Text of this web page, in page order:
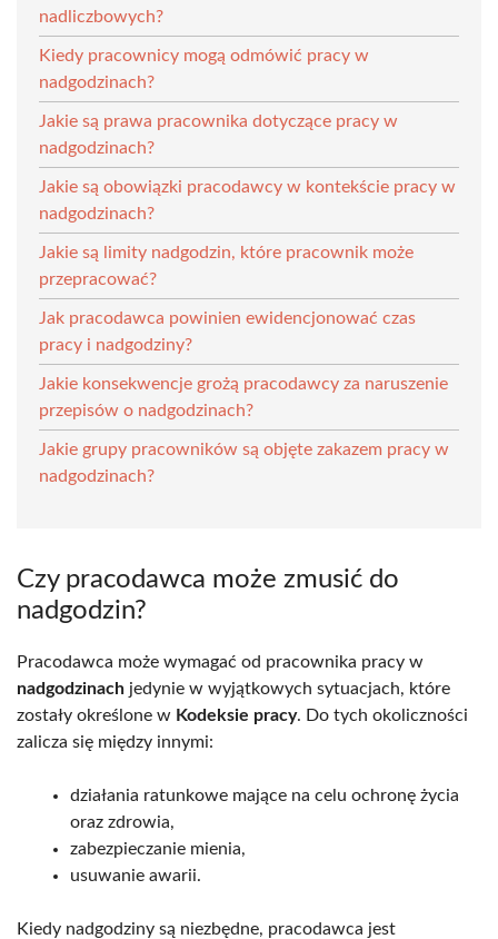
nadliczbowych?
Kiedy pracownicy mogą odmówić pracy w
nadgodzinach?
Jakie są prawa pracownika dotyczące pracy w
nadgodzinach?
Jakie są obowiązki pracodawcy w kontekście pracy w
nadgodzinach?
Jakie są limity nadgodzin, które pracownik może
przepracować?
Jak pracodawca powinien ewidencjonować czas
pracy i nadgodziny?
Jakie konsekwencje grożą pracodawcy za naruszenie
przepisów o nadgodzinach?
Jakie grupy pracowników są objęte zakazem pracy w
nadgodzinach?
Czy pracodawca może zmusić do
nadgodzin?
Pracodawca może wymagać od pracownika pracy w
nadgodzinach jedynie w wyjątkowych sytuacjach, które
zostały określone w Kodeksie pracy. Do tych okoliczności
zalicza się między innymi:
działania ratunkowe mające na celu ochronę życia
oraz zdrowia,
zabezpieczanie mienia,
usuwanie awarii.
Kiedy nadgodziny są niezbędne, pracodawca jest